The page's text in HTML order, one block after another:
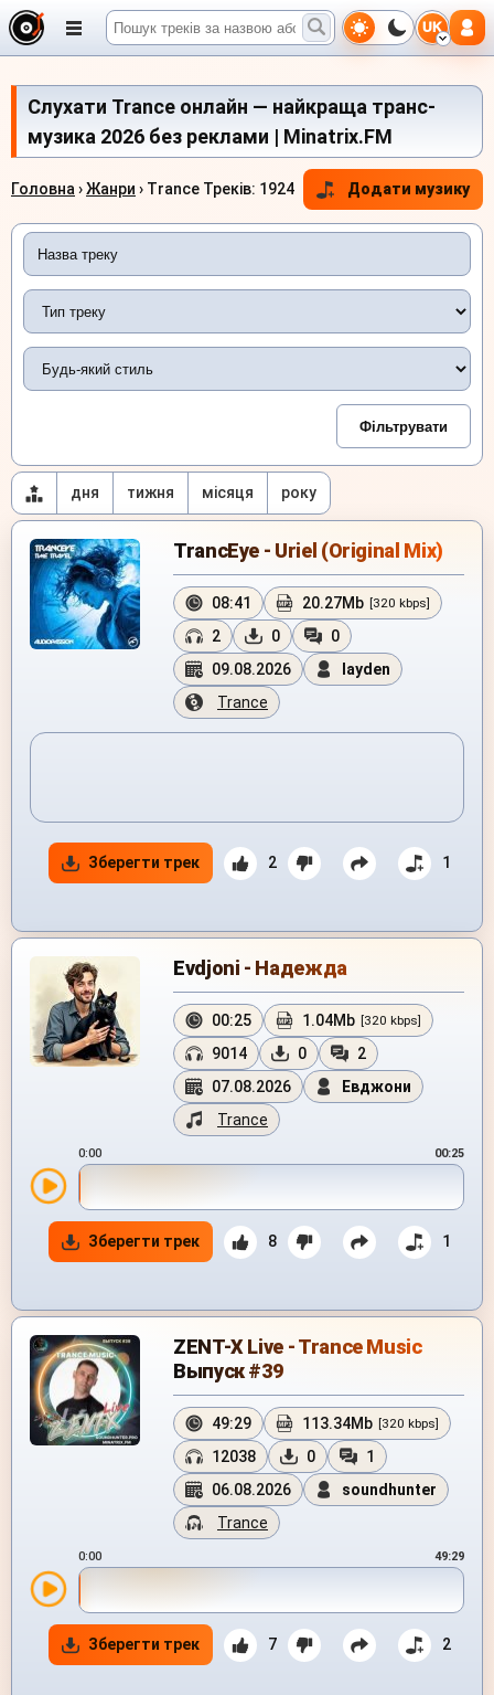
UK
Слухати Trance онлайн — найкраща транс-
музика 2026 без реклами | Minatrix.FM
Головна ›Жанри › Trance Треків: 1924 Додати музику
дня тижня місяця року
TrancEye - Uriel (Original Mix)
08:41 20.27Mb [320 kbps]
2 0
0
09.08.2026
layden
Trance
Зберегти трек 2 1
Evdjoni - Надежда
00:25 1.04Mb [320 kbps]
9014 0
2
07.08.2026
Евджони
Trance
0:00 00:25
Зберегти трек 8 1
ZENT-X Live - Trance Music
Выпуск #39
49:29 113.34Mb [320 kbps]
12038 0
1
06.08.2026
soundhunter
Trance
0:00 49:29
Зберегти трек 7 2